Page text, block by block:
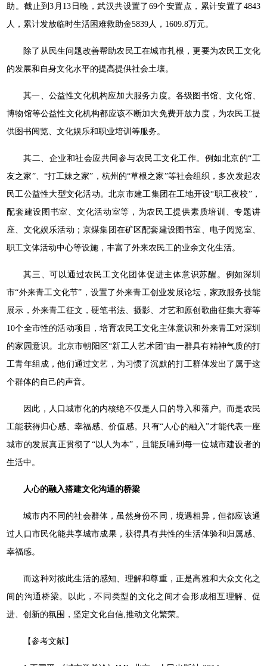
助。截止到3月13日晚，武汉共设置了69个安置点，累计安置了4843
人，累计发放临时生活困难救助金5839人，1609.8万元。
除了从民生问题改善帮助农民工在城市扎根，更要为农民工文化
的发展和自身文化水平的提高提供社会土壤。
其一、公益性文化机构应加大服务力度。各级图书馆、文化馆、
博物馆等公益性文化机构都应该不断加大免费开放力度，为农民工提
供图书阅览、文化娱乐和职业培训等服务。
其二、企业和社会应共同参与农民工文化工作。例如北京的“工
友之家”、“打工妹之家”，杭州的“草根之家”等社会组织，多次发起农
民工公益性大型文化活动。北京市建工集团在工地开设“职工夜校”，
配套建设图书室、文化活动室等，为农民工提供素质培训、专题讲
座、文化娱乐活动；京煤集团在矿区配套建设图书室、电子阅览室、
职工文体活动中心等设施，丰富了外来农民工的业余文化生活。
其三、可以通过农民工文化团体促进主体意识苏醒。例如深圳
市“外来青工文化节”，设置了外来青工创业发展论坛，家政服务技能
展示，外来青工征文，硬笔书法、摄影、才艺和原创歌曲征集大赛等
10个全市性的活动项目，培育农民工文化主体意识和外来青工对深圳
的家园意识。北京市朝阳区“新工人艺术团”由一群具有精神气质的打
工青年组成，他们通过文艺，为习惯了沉默的打工群体发出了属于这
个群体的自己的声音。
因此，人口城市化的内核绝不仅是人口的导入和落户。而是农民
工能获得归心感、幸福感、价值感。只有“人心的融入”才能代表一座
城市的发展真正贯彻了“以人为本”，且能反哺到每一位城市建设者的
生活中。
人心的融入搭建文化沟通的桥梁
城市内不同的社会群体，虽然身份不同，境遇相异，但都应该通
过人口市民化能共享城市成果，获得具有共性的生活体验和归属感、
幸福感。
而这种对彼此生活的感知、理解和尊重，正是高雅和大众文化之
间的沟通桥梁。以此，不同类型的文化之间才会形成相互理解、促
进、创新的氛围，坚定文化自信,推动文化繁荣。
【参考文献】